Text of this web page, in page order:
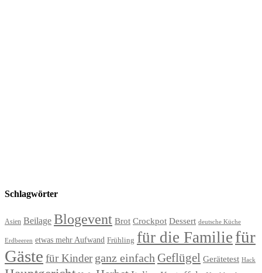
Schlagwörter
Asien Beilage Blogevent Brot Crockpot Dessert deutsche Küche
Erdbeeren etwas mehr Aufwand Frühling für die Familie für
Gäste für Kinder ganz einfach Geflügel Gerätetest Hack